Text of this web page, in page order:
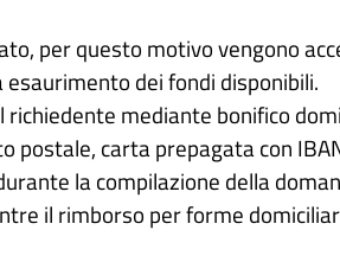
per questo motivo vengono
dei fondi disponibili.
mediante bonifico
postale, carta prepagata con
la compilazione della
il rimborso per forme